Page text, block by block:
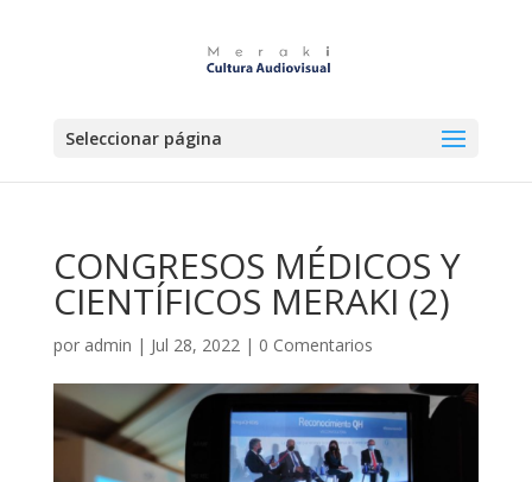
Seleccionar página
CONGRESOS MÉDICOS Y
CIENTÍFICOS MERAKI (2)
por admin | Jul 28, 2022| 0 Comentarios